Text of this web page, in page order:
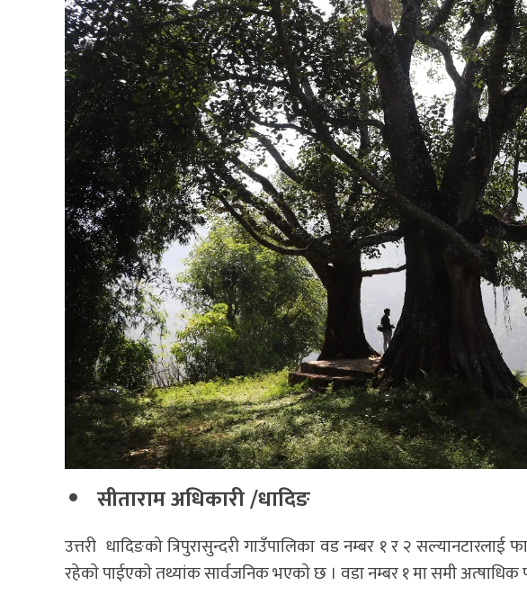
सीताराम अधिकारी /धादिङ
उत्तरी धादिङको त्रिपुरासुन्दरी गाउँपालिका वड नम्बर १ र २
रहेकाे पाईएकाे तथ्यांक सार्वजनिक भएकाे छ । वडा नम्बर १ मा समी